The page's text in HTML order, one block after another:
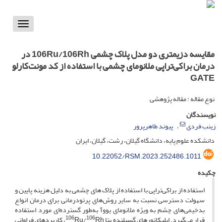
Toggle
مقایسه دزیمتری دو مدل پلاک چشمی 106Ru/106Rh در
درمان براکی‌تراپی ملانومای چشمی با استفاده از کد مونت‌کارلو
GATE
نوع مقاله : مقاله پژوهشی
نویسندگان
زینب فردی
پیوند طاهرپرور
دانشکده علوم پایه، دانشگاه گیلان، رشت، گیلان، ایران
10.22052/RSM.2023.252486.1011
چکیده
استفاده از براکی‌تراپی با استفاده از پلاک های چشمی به دلیل هزینه پایین و
سهولت دسترسی نسبت به سایر روش‌های پرتودرمانی برای درمان انواع
بدخیمی‌های چشم به ویژه ملانومای یووآ به‌طور گسترده‌ای مورد استفاده
106 106